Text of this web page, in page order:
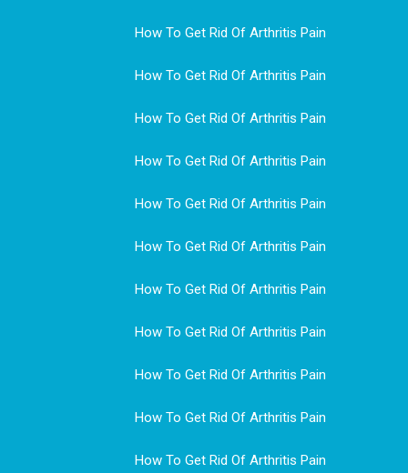
How To Get Rid Of Arthritis Pain
How To Get Rid Of Arthritis Pain
How To Get Rid Of Arthritis Pain
How To Get Rid Of Arthritis Pain
How To Get Rid Of Arthritis Pain
How To Get Rid Of Arthritis Pain
How To Get Rid Of Arthritis Pain
How To Get Rid Of Arthritis Pain
How To Get Rid Of Arthritis Pain
How To Get Rid Of Arthritis Pain
How To Get Rid Of Arthritis Pain